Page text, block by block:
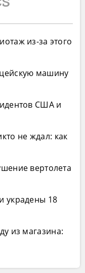
из-за этого
машину
США и
не ждал: как
вертолета
украдены 18
из магазина: